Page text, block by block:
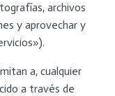
archivos
y aprovechar y
a, cualquier
a través de